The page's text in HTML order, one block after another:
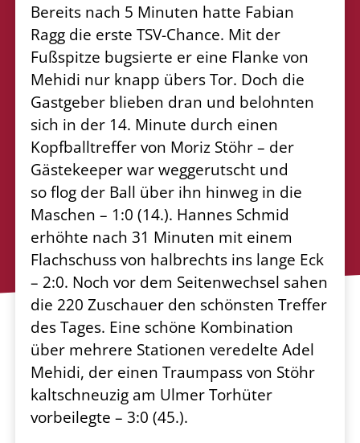
Bereits nach 5 Minuten hatte Fabian
Ragg die erste TSV-Chance. Mit der
Fußspitze bugsierte er eine Flanke von
Mehidi nur knapp übers Tor. Doch die
Gastgeber blieben dran und belohnten
sich in der 14. Minute durch einen
Kopfballtreffer von Moriz Stöhr – der
Gästekeeper war weggerutscht und
soflog der Ball über ihn hinweg in die
Maschen – 1:0 (14.). Hannes Schmid
erhöhte nach 31 Minuten mit einem
Flachschuss von halbrechts ins lange Eck
– 2:0. Noch vor dem Seitenwechsel sahen
die 220 Zuschauer den schönsten Treffer
des Tages. Eine schöne Kombination
über mehrere Stationen veredelte Adel
Mehidi, der einen Traumpass von Stöhr
kaltschneuzig am Ulmer Torhüter
vorbeilegte – 3:0 (45.).